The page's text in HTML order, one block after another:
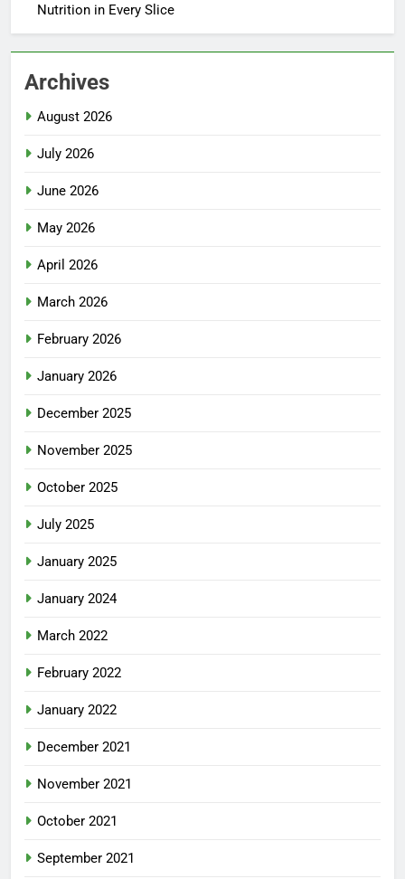
Nutrition in Every Slice
Archives
August 2026
July 2026
June 2026
May 2026
April 2026
March 2026
February 2026
January 2026
December 2025
November 2025
October 2025
July 2025
January 2025
January 2024
March 2022
February 2022
January 2022
December 2021
November 2021
October 2021
September 2021